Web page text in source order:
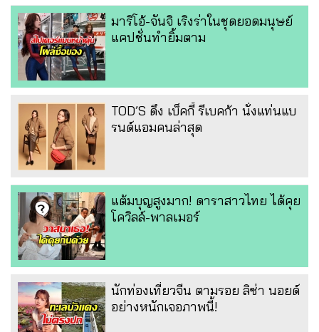
มาริโอ้-จันจิ เริงร่าในชุดยอดมนุษย์
แคปชั่นทำยิ้มตาม
TOD’S ดึง เบ็คกี้ รีเบคก้า นั่งแท่นแบ
รนด์แอมคนล่าสุด
แต้มบุญสูงมาก! ดาราสาวไทย ได้คุย
โควิลล์-พาลเมอร์
นักท่องเที่ยวจีน ตามรอย ลิซ่า นอยด์
อย่างหนักเจอภาพนี้!